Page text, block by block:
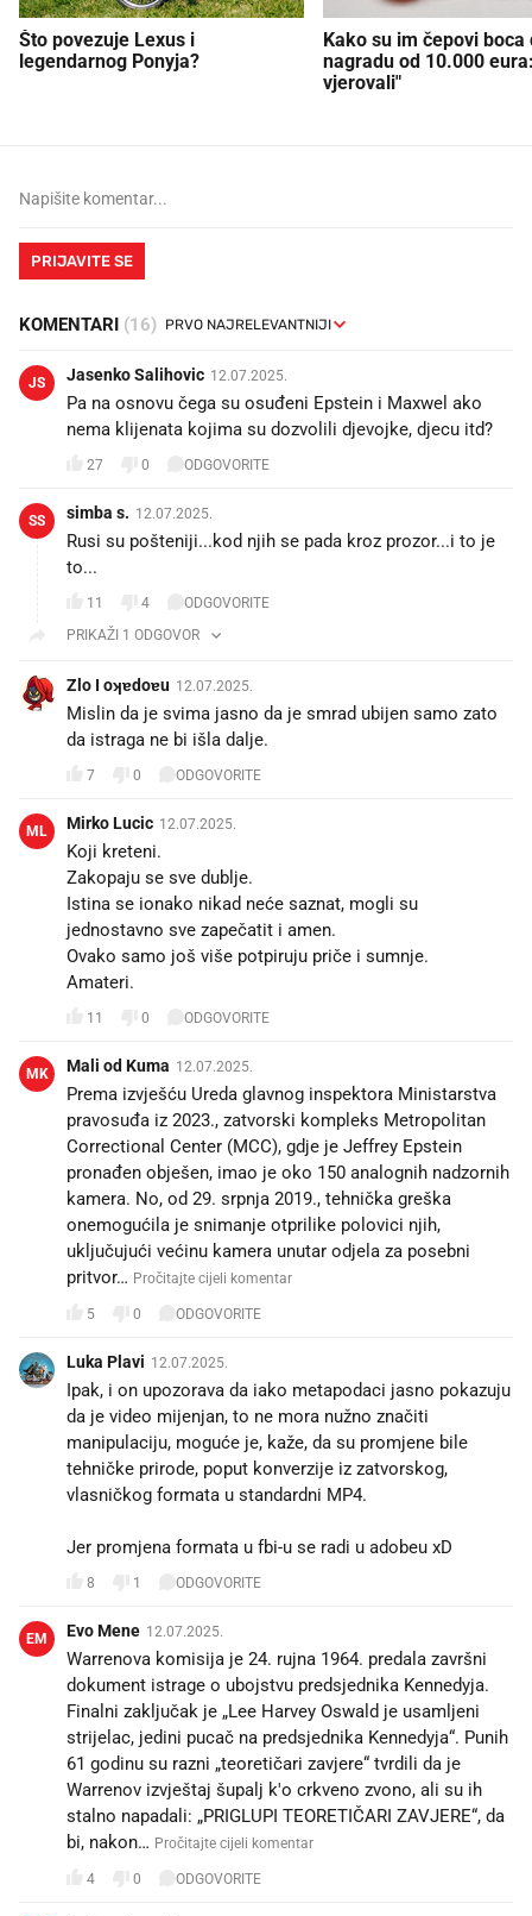
Što povezuje Lexus i
legendarnog Ponyja?
Kako su im čepovi boca
nagradu od 10.000
vjerovali"
PRIJAVITE SE
KOMENTARI (16)
JS Jasenko Salihovic 12.07.2025.
Pa na osnovu čega su osuđeni Epstein i Maxwel ako
nema klijenata kojima su dozvolili djevojke, djecu itd?
27 0 ODGOVORITE
SS simba s. 12.07.2025.
Rusi su pošteniji...kod njih se pada kroz prozor...i to je
to...
11 4
ODGOVORITE
PRIKAŽI 1 ODGOVOR
Zlo I oʞɐdoɐu 12.07.2025.
Mislin da je svima jasno da je smrad ubijen samo zato
da istraga ne bi išla dalje.🔞
7 0 ODGOVORITE
ML Mirko Lucic 12.07.2025.
Koji kreteni.
Zakopaju se sve dublje.
Istina se ionako nikad neće saznat, mogli su
jednostavno sve zapečatit i amen.
Ovako samo još više potpiruju priče i sumnje.
Amateri. 🤷‍♂️
11 0 ODGOVORITE
MK Mali od Kuma 12.07.2025.
Prema izvješću Ureda glavnog inspektora Ministarstva
pravosuđa iz 2023., zatvorski kompleks Metropolitan
Correctional Center (MCC), gdje je Jeffrey Epstein
pronađen obješen, imao je oko 150 analognih nadzornih
kamera. No, od 29. srpnja 2019., tehnička greška
onemogućila je snimanje otprilike polovici njih,
uključujući većinu kamera unutar odjela za posebni
pritvor… Pročitajte cijeli komentar
5 0 ODGOVORITE
Luka Plavi 12.07.2025.
Ipak, i on upozorava da iako metapodaci jasno pokazuju
da je video mijenjan, to ne mora nužno značiti
manipulaciju, moguće je, kaže, da su promjene bile
tehničke prirode, poput konverzije iz zatvorskog,
vlasničkog formata u standardni MP4.
Jer promjena formata u fbi-u se radi u adobeu xD
8 1 ODGOVORITE
EM Evo Mene 12.07.2025.
Warrenova komisija je 24. rujna 1964. predala završni
dokument istrage o ubojstvu predsjednika Kennedyja.
Finalni zaključak je „Lee Harvey Oswald je usamljeni
strijelac, jedini pucač na predsjednika Kennedyja“. Punih
61 godinu su razni „teoretičari zavjere“ tvrdili da je
Warrenov izvještaj šupalj k'o crkveno zvono, ali su ih
stalno napadali: „PRIGLUPI TEORETIČARI ZAVJERE“, da
bi, nakon… Pročitajte cijeli komentar
4 0 ODGOVORITE